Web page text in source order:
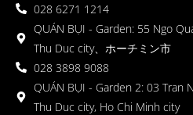
028 6271 1214
QUÁN BỤI - Garden: 55 Ngo
Thu Duc city、ホーチミン市
028 3898 9088
QUÁN BỤI - Garden 2: 03 Tran
Thu Duc city, Ho Chi Minh city